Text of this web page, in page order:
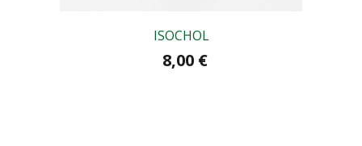
ISOCHOL
8,00 €